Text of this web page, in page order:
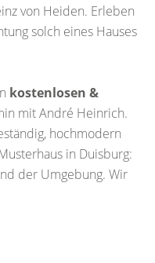
von Heiden. Erleben
solch eines Hauses
kostenlosen &
mit André Heinrich.
hochmodern
in Duisburg:
der Umgebung. Wir